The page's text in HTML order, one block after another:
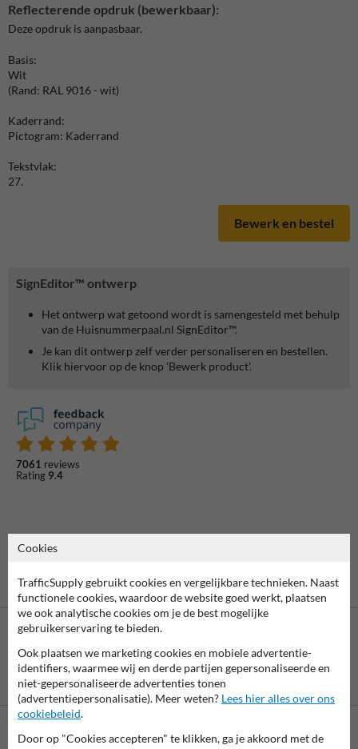
SignEditor™ ontwerp
Het ontwerp wat getoond wordt is samengesteld met behulp
van de Huisnummerpaal.nl SignEditor™.
Je kan dit ontwerp zelf verder personaliseren en bestellen.
Klik hiervoor op de knop 'Bewerk product'.
7061 reviews
Rating 9.4
Reflecterende opdruk (bewerkbaar):
Deze opdruk is aanpasbaar.
Basis:
Wit
(Rand: RAL 9016 - wit)
Kaderrand:
Pictogram: Kaderrand
Tekstvlak:
27.
Bewerk en bestel
Betaling achteraf
is mogelijk
Cookies
TrafficSupply gebruikt cookies en vergelijkbare technieken. Naast
functionele cookies, waardoor de website goed werkt, plaatsen
we ook analytische cookies om je de best mogelijke
gebruikerservaring te bieden.
Ook plaatsen we marketing cookies en mobiele advertentie-
identifiers, waarmee wij en derde partijen gepersonaliseerde en
niet-gepersonaliseerde advertenties tonen
(advertentiepersonalisatie). Meer weten? Lees hier alles over ons
cookiebeleid.
Door op "Cookies accepteren" te klikken, ga je akkoord met de